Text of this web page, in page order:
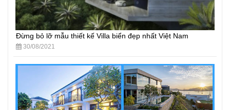
Đừng bỏ lỡ mẫu thiết kế Villa biển đẹp nhất Việt Nam
30/08/2021